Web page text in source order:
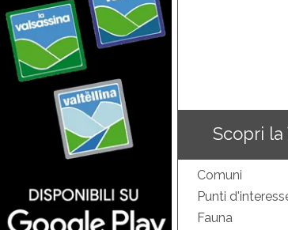
Scopri
Comuni
Punti
Fauna